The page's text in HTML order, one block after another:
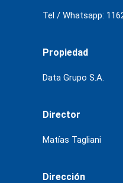
Tel / Whatsapp:
Propiedad
Data Grupo S.A.
Director
Matías Tagliani
Dirección